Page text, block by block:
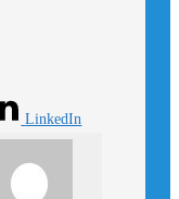
LinkedIn